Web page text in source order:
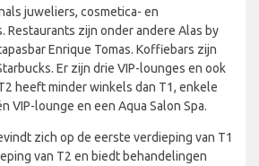
juweliers, cosmetica- en
Restaurants zijn onder andere Alas by
Enrique Tomas. Koffiebars zijn
Er zijn drie VIP-lounges en ook
heeft minder winkels dan T1, enkele
VIP-lounge en een Aqua Salon Spa.
zich op de eerste verdieping van T1
van T2 en biedt behandelingen